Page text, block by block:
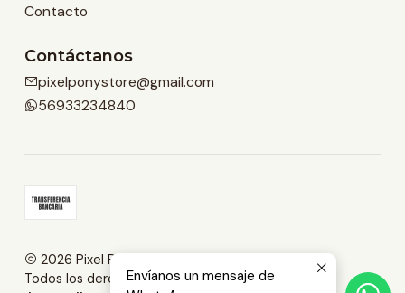
Contacto
Contáctanos
pixelponystore@gmail.com
56933234840
2026 Pixel Pony Store.
Todos los derechos reservados.Desarrollado por
Envíanos un mensaje de